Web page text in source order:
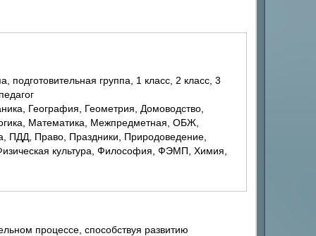
Математика, Межпредметная, ОБЖ,
ПДД, Право, Праздники, Природоведение,
культура, Философия, ФЭМП, Химия,
процессе, способствуя развитию